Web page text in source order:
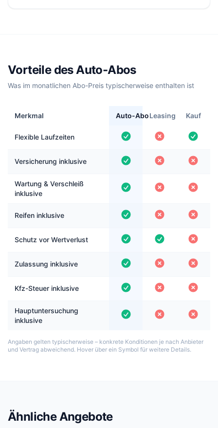
Vorteile des Auto-Abos
Was im monatlichen Abo-Preis typischerweise enthalten ist
Merkmal Auto-AboLeasing Kauf
Flexible Laufzeiten
Versicherung inklusive
Wartung & Verschleiß
inklusive
Reifen inklusive
Schutz vor Wertverlust
Zulassung inklusive
Kfz-Steuer inklusive
Hauptuntersuchung
inklusive
Angaben gelten typischerweise – konkrete Konditionen je nach Anbieter
und Vertrag abweichend. Hover über ein Symbol für weitere Details.
Ähnliche Angebote